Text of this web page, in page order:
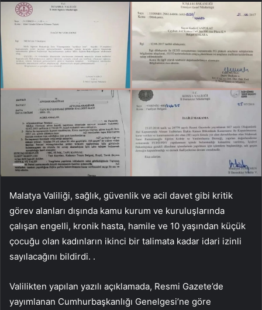
Malatya Valiliği, sağlık, güvenlik ve acil davet gibi kritik
görev alanları dışında kamu kurum ve kuruluşlarında
çalışan engelli, kronik hasta, hamile ve 10 yaşından küçük
çocuğu olan kadınların ikinci bir talimata kadar idari izinli
sayılacağını bildirdi. .
Valilikten yapılan yazılı açıklamada, Resmi Gazete’de
yayımlanan Cumhurbaşkanlığı Genelgesi’ne göre